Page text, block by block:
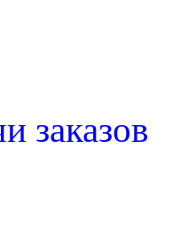
заказов